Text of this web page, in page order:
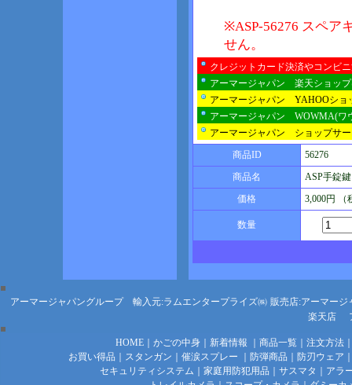
※ASP-56276 スペア
せん。
クレジットカード決済やコンビ
アーマージャパン 楽天ショッ
アーマージャパン YAHOOショ
アーマージャパン WOWMA(ワ
アーマージャパン ショップサ
商品ID
56276
商品名
ASP手錠
価格
3,000円 （
数量
アーマージャパングループ 輸入元:ラムエンタープライズ㈱ 販売店:アーマージ
楽天店
HOME｜ かごの中身｜ 新着情報 商品一覧｜ 注文方法
お買い得品
スタンガン 催涙スプレー 防弾商品 防刃ウェア
セキュリティシステム
家庭用防犯用品 サスマタ
アラ